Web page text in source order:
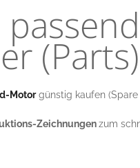
(Parts)
Motorgünstig kaufen (Spare
Zeichnungenzum